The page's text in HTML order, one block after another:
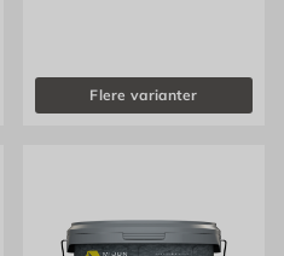
Flere varianter